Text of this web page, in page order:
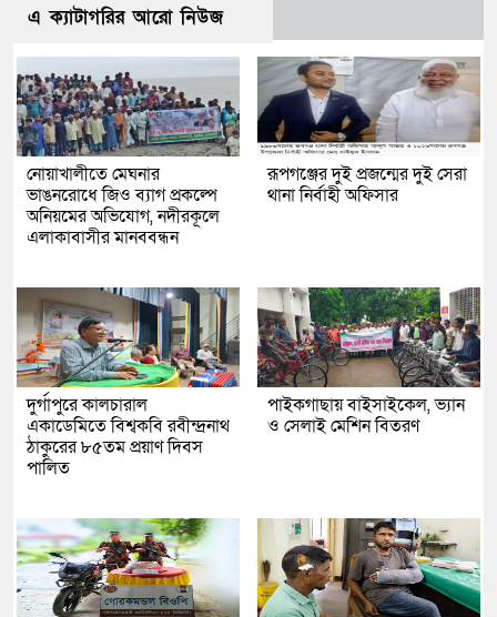
এ ক্যাটাগরির আরো নিউজ
নোয়াখালীতে মেঘনার
ভাঙনরোধে জিও ব্যাগ প্রকল্পে
অনিয়মের অভিযোগ, নদীরকূলে
এলাকাবাসীর মানববন্ধন
রূপগঞ্জের দুই প্রজন্মের দুই সেরা
থানা নির্বাহী অফিসার
দুর্গাপুরে কালচারাল
একাডেমিতে বিশ্বকবি রবীন্দ্রনাথ
ঠাকুরের ৮৫তম প্রয়াণ দিবস
পালিত
পাইকগাছায় বাইসাইকেল, ভ্যান
ও সেলাই মেশিন বিতরণ